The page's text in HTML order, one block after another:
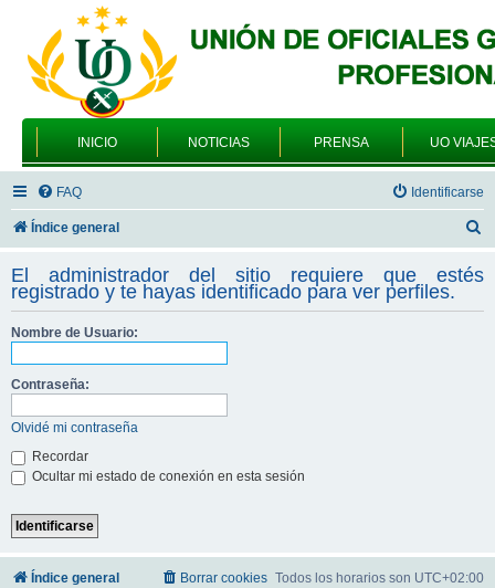
INICIO NOTICIAS PRENSA UO
FAQ Identificarse
Índice general
s
c
El administrador del sitio requiere que estés
registrado y te hayas identificado para ver perfiles.
Nombre de Usuario:
Contraseña:
Olvidé mi contraseña
Recordar
Ocultar mi estado de conexión en esta sesión
Índice general Todos los horarios son UTC+02:00
Borrar cookies